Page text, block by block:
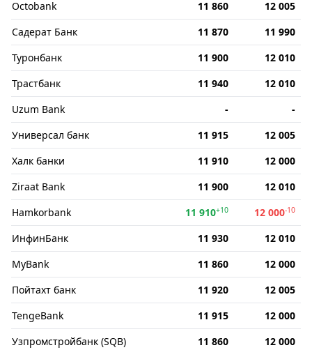
Octobank
11 860
12 005
Садерат Банк
11 870
11 990
Туронбанк
11 900
12 010
Трастбанк
11 940
12 010
Uzum Bank
-
-
Универсал банк
11 915
12 005
Халк банки
11 910
12 000
Ziraat Bank
11 900
12 010
Hamkorbank
11 910+10 12 000-10
ИнфинБанк 11 930
12 010
MyBank
11 860
12 000
Пойтахт банк
11 920
12 005
TengeBank
11 915
12 000
Узпромстройбанк (SQB)
11 860
12 000